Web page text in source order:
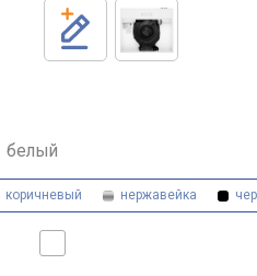
белый
коричневый нержавейка